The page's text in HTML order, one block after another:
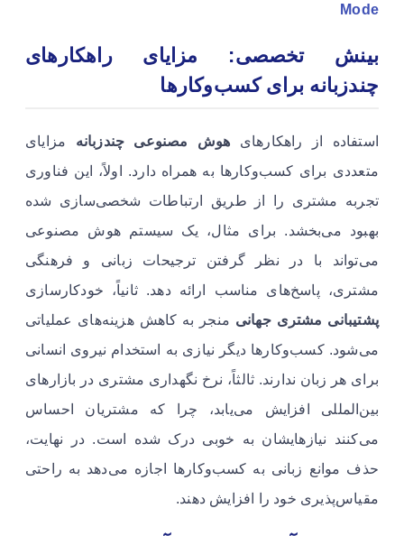
Mode
بینش تخصصی: مزایای راهکارهای
چندزبانه برای کسب‌وکارها
استفاده از راهکارهای هوش مصنوعی چندزبانه مزایای
متعددی برای کسب‌وکارها به همراه دارد. اولاً، این فناوری
تجربه مشتری را از طریق ارتباطات شخصی‌سازی شده
بهبود می‌بخشد. برای مثال، یک سیستم هوش مصنوعی
می‌تواند با در نظر گرفتن ترجیحات زبانی و فرهنگی
مشتری، پاسخ‌های مناسب ارائه دهد. ثانیاً، خودکارسازی
پشتیبانی مشتری جهانی منجر به کاهش هزینه‌های عملیاتی
می‌شود. کسب‌وکارها دیگر نیازی به استخدام نیروی انسانی
برای هر زبان ندارند. ثالثاً، نرخ نگهداری مشتری در بازارهای
بین‌المللی افزایش می‌یابد، چرا که مشتریان احساس
می‌کنند نیازهایشان به خوبی درک شده است. در نهایت،
حذف موانع زبانی به کسب‌وکارها اجازه می‌دهد به راحتی
مقیاس‌پذیری خود را افزایش دهند.